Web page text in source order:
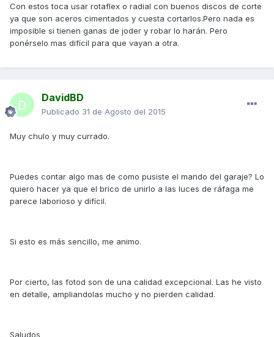
Con estos toca usar rotaflex o radial con buenos discos de corte
ya que son aceros cimentados y cuesta cortarlos.Pero nada es
imposible si tienen ganas de joder y robar lo harán. Pero
ponérselo mas difícil para que vayan a otra.
DavidBD
Publicado 31 de Agosto del 2015
Muy chulo y muy currado.
Puedes contar algo mas de como pusiste el mando del garaje? Lo
quiero hacer ya que el brico de unirlo a las luces de ráfaga me
parece laborioso y difícil.
Si esto es más sencillo, me animo.
Por cierto, las fotod son de una calidad excepcional. Las he visto
en detalle, ampliandolas mucho y no pierden calidad.
Saludos